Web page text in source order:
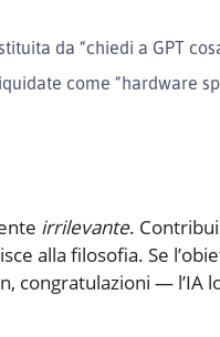
da “chiedi a GPT
come “hardware
irrilevante.
alla filosofia. Se
congratulazioni — l’IA